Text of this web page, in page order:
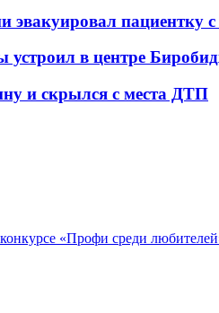
эвакуировал пациентку
устроил в центре
и скрылся с места ДТП
«Профи среди